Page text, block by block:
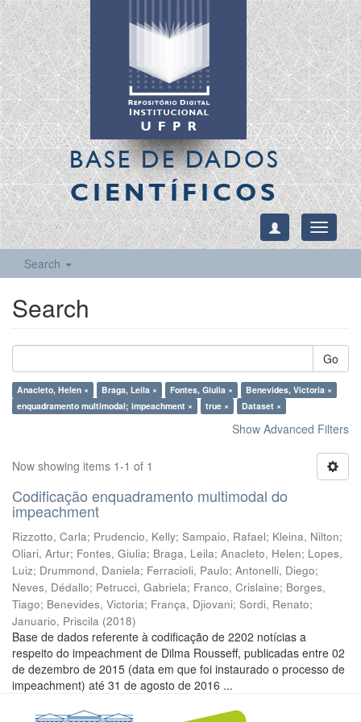
BASE DE DADOS
CIENTÍFICOS
Toggle
Search
Search
Go
Anacleto, Helen × Braga, Leila × Fontes, Giulia ×
Benevides, Victoria ×
enquadramento multimodal; impeachment ×
true × Dataset ×
Show Advanced Filters
Now showing items 1-1 of 1
Codificação enquadramento multimodal do
impeachment
Rizzotto, Carla; Prudencio, Kelly; Sampaio, Rafael; Kleina, Nilton;
Oliari, Artur; Fontes, Giulia; Braga, Leila; Anacleto, Helen; Lopes,
Luiz; Drummond, Daniela; Ferracioli, Paulo; Antonelli, Diego;
Neves, Dédallo; Petrucci, Gabriela; Franco, Crislaine; Borges,
Tiago; Benevides, Victoria; França, Djiovani; Sordi, Renato;
Januario, Priscila (2018)
Base de dados referente à codificação de 2202 notícias a
respeito do impeachment de Dilma Rousseff, publicadas entre 02
de dezembro de 2015 (data em que foi instaurado o processo de
impeachment) até 31 de agosto de 2016 ...